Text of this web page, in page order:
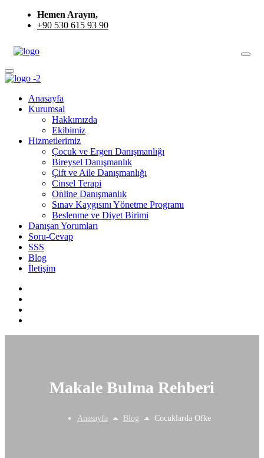
Hemen Arayın,
+90 530 615 93 90
Anasayfa
Kurumsal
Hakkımızda
Ekibimiz
Hizmetlerimiz
Çocuk ve Ergen Danışmanlığı
Bireysel Danışmanlık
Çift ve Aile Danışmanlığı
Cinsel Terapi
Online Danışmanlık
Sınav Kaygısını Yönetme Programı
Beslenme ve Diyet Birimi
Danışan Yorumları
Soru-Cevap
SSS
Blog
İletişim
Makale Bulma Rehberi
Anasayfa Blog Cocuklarda Ofke